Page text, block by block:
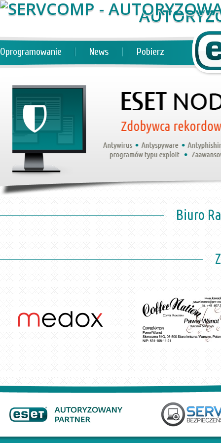
Oprogramowanie News Pobierz
Biuro